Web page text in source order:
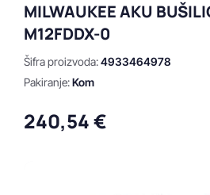
MILWAUKEE AKU
M12FDDX-0
Šifra proizvoda:4933464978
Pakiranje:Kom
240,54 €